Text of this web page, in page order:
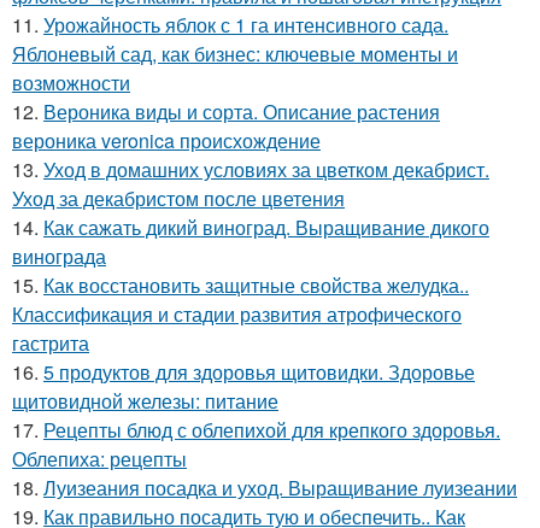
11. Урожайность яблок с 1 га интенсивного сада.
Яблоневый сад, как бизнес: ключевые моменты и
возможности
12. Вероника виды и сорта. Описание растения
вероника veronica происхождение
13. Уход в домашних условиях за цветком декабрист.
Уход за декабристом после цветения
14. Как сажать дикий виноград. Выращивание дикого
винограда
15. Как восстановить защитные свойства желудка..
Классификация и стадии развития атрофического
гастрита
16. 5 продуктов для здоровья щитовидки. Здоровье
щитовидной железы: питание
17. Рецепты блюд с облепихой для крепкого здоровья.
Облепиха: рецепты
18. Луизеания посадка и уход. Выращивание луизеании
19. Как правильно посадить тую и обеспечить.. Как